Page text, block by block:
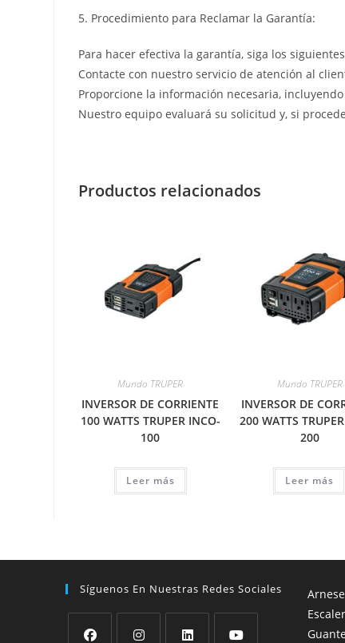
5. Procedimiento para Reclamar la Garantía:
Para hacer efectiva la garantía, siga los
Contacte con nuestro servicio de atención al
Proporcione la información necesaria,
Nuestro equipo evaluará su solicitud y, si
Productos relacionados
Mundo TRUPER
INVERSOR DE CORRIENTE
100 WATTS TRUPER INCO-
100
Leer más
Mundo TRUPER
INVERSOR DE
200 WATTS
200
Leer más
Síguenos En Nuestras Redes Sociales